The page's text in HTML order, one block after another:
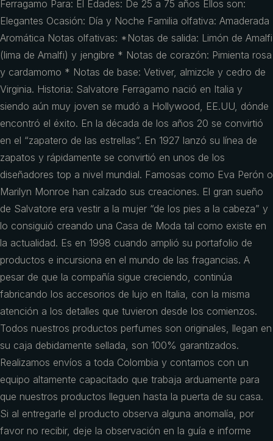
Ferragamo Para: El Edades: De 25 a 75 años Ellos son:
Elegantes Ocasión: Día y Noche Familia olfativa: Amaderada
Aromática Notas olfativas: *Notas de salida: Limón de Amalfi
(lima de Amalfi) y jengibre * Notas de corazón: Pimienta rosa
y cardamomo * Notas de base: Vetiver, almizcle y cedro de
Virginia. Historia: Salvatore Ferragamo nació en Italia y
siendo aún muy joven se mudó a Hollywood, EE.UU, dónde
encontró el éxito. En la década de los años 20 se convirtió
en el “zapatero de las estrellas”. En 1927 lanzó su línea de
zapatos y rápidamente se convirtió en unos de los
diseñadores top a nivel mundial. Famosas como Eva Perón o
Marilyn Monroe han calzado sus creaciones. El gran sueño
de Salvatore era vestir a la mujer “de los pies a la cabeza” y
lo consiguió creando una Casa de Moda tal como existe en
la actualidad. Es en 1998 cuando amplió su portafolio de
productos e incursiona en el mundo de las fragancias. A
pesar de que la compañía sigue creciendo, continúa
fabricando los accesorios de lujo en Italia, con la misma
atención a los detalles que tuvieron desde los comienzos.
Todos nuestros productos perfumes son originales, llegan en
su caja debidamente sellada, son 100% garantizados.
Realizamos envíos a toda Colombia y contamos con un
equipo altamente capacitado que trabaja arduamente para
que nuestros productos lleguen hasta la puerta de su casa.
Si al entregarle el producto observa alguna anomalía, por
favor no recibir, deje la observación en la guía e informe